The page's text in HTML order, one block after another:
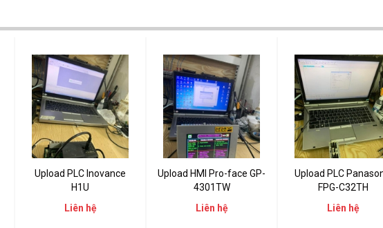
Upload PLC Inovance
H1U
Liên hệ
Upload HMI Pro-face GP-
4301TW
Liên hệ
Upload PLC
FPG-C32TH
Liên hệ